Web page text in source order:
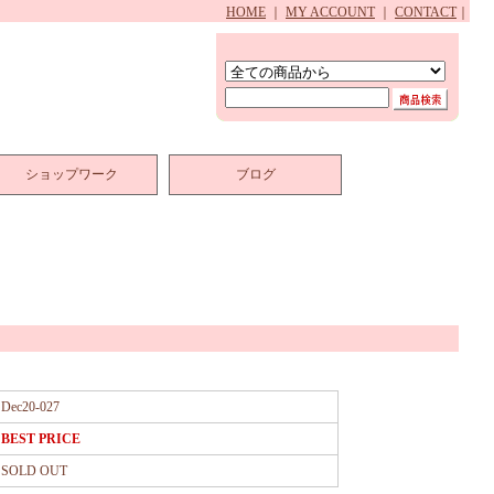
HOME MY ACCOUNT CONTACT
ショップワーク ブログ
Dec20-027
BEST PRICE
SOLD OUT